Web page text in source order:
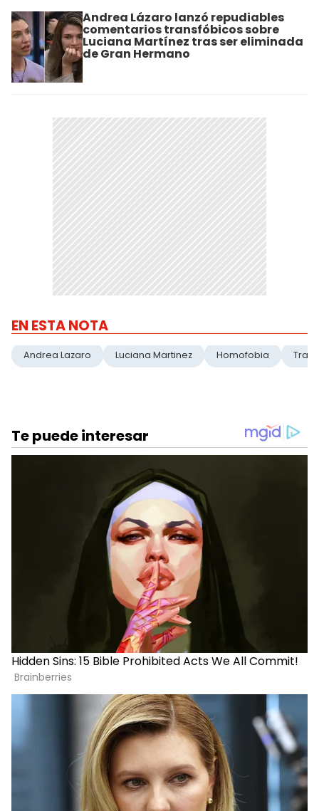
Andrea Lázaro lanzó repudiables
comentarios transfóbicos sobre
Luciana Martínez tras ser eliminada
de Gran Hermano
EN ESTA NOTA
Andrea Lazaro Luciana Martinez Homofobia